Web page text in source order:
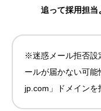
追って採用担当
※迷惑メール拒否設
ールが届かない可
jp.com」ドメインを